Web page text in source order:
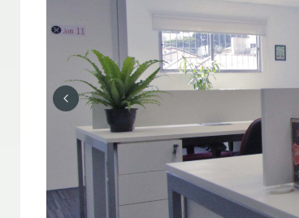
Previous slide